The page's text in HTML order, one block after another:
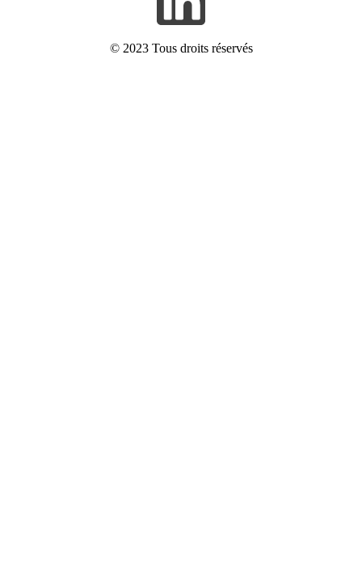
© 2023 Tous droits réservés